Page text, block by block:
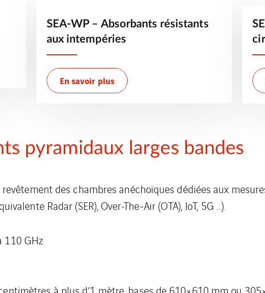
SEA-WP – Absorbants résistants
aux intempéries
En savoir plus
pyramidaux larges bandes
des chambres anéchoïques dédiées aux
Radar (SER), Over-The-Air (OTA), IoT, 5G …).
110 GHz